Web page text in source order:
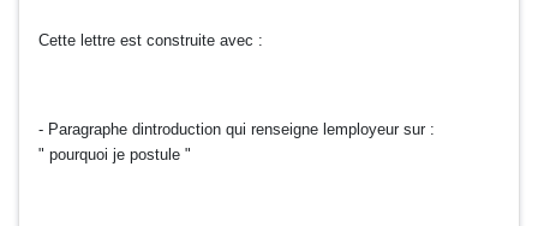
Cette lettre est construite avec :
- Paragraphe dintroduction qui renseigne lemployeur sur :
" pourquoi je postule "